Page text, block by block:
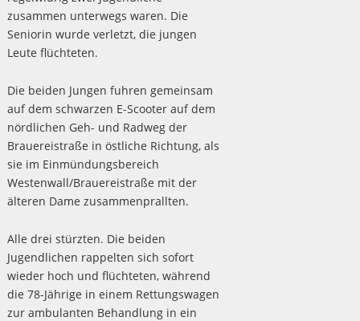
zusammen unterwegs waren. Die
Seniorin wurde verletzt, die jungen
Leute flüchteten.
Die beiden Jungen fuhren gemeinsam
auf dem schwarzen E-Scooter auf dem
nördlichen Geh- und Radweg der
Brauereistraße in östliche Richtung, als
sie im Einmündungsbereich
Westenwall/Brauereistraße mit der
älteren Dame zusammenprallten.
Alle drei stürzten. Die beiden
Jugendlichen rappelten sich sofort
wieder hoch und flüchteten, während
die 78-Jährige in einem Rettungswagen
zur ambulanten Behandlung in ein